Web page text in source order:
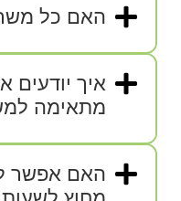
האם כל משרד
איך יודעים
מתאימה
האם אפשר